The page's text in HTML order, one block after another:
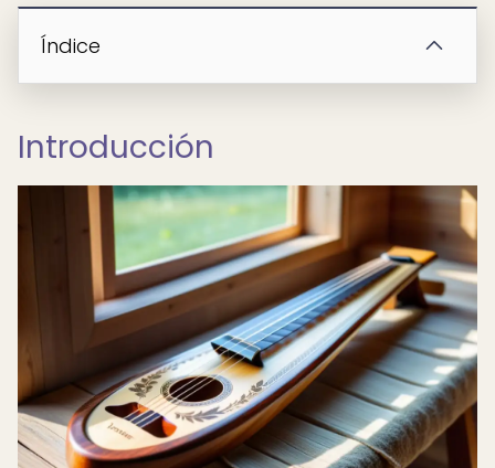
Índice
Introducción